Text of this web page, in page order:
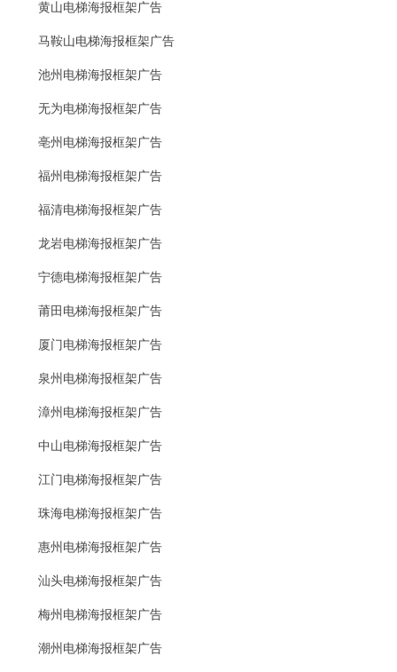
黄山电梯海报框架广告
马鞍山电梯海报框架广告
池州电梯海报框架广告
无为电梯海报框架广告
亳州电梯海报框架广告
福州电梯海报框架广告
福清电梯海报框架广告
龙岩电梯海报框架广告
宁德电梯海报框架广告
莆田电梯海报框架广告
厦门电梯海报框架广告
泉州电梯海报框架广告
漳州电梯海报框架广告
中山电梯海报框架广告
江门电梯海报框架广告
珠海电梯海报框架广告
惠州电梯海报框架广告
汕头电梯海报框架广告
梅州电梯海报框架广告
潮州电梯海报框架广告